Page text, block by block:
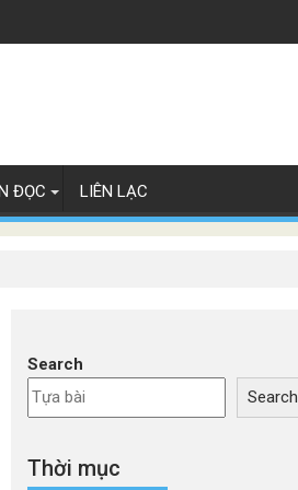
ĐỌC LIÊN LẠC
Search
Search
Thời mục